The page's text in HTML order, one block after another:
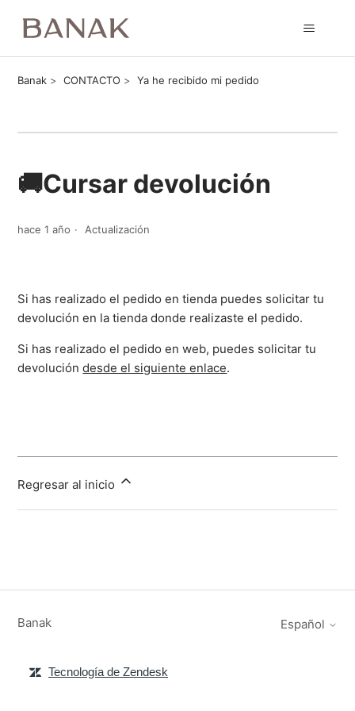
Banak CONTACTO Ya he recibido mi pedido
🚚Cursar devolución
hace 1 año Actualización
Si has realizado el pedido en tienda puedes solicitar tu
devolución en la tienda donde realizaste el pedido.
Si has realizado el pedido en web, puedes solicitar tu
devolucióndesde el siguiente enlace.
Regresar al inicio
Banak Español
Tecnología de Zendesk